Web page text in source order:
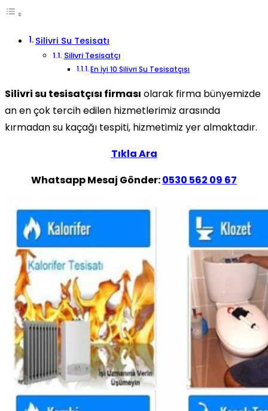
Silivri Su Tesisatı
Silivri Tesisatçı
En İyi 10 Silivri Su Tesisatçısı
Silivri su tesisatçısı firması olarak firma bünyemizde
an en çok tercih edilen hizmetlerimiz arasında
kırmadan su kaçağı tespiti, hizmetimiz yer almaktadır.
Tıkla Ara
Whatsapp Mesaj Gönder:0530 562 09 67